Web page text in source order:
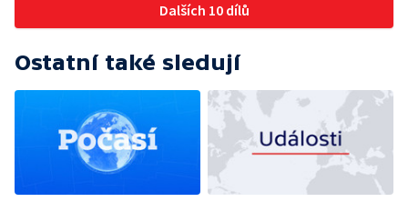
Dalších 10 dílů
Ostatní také sledují